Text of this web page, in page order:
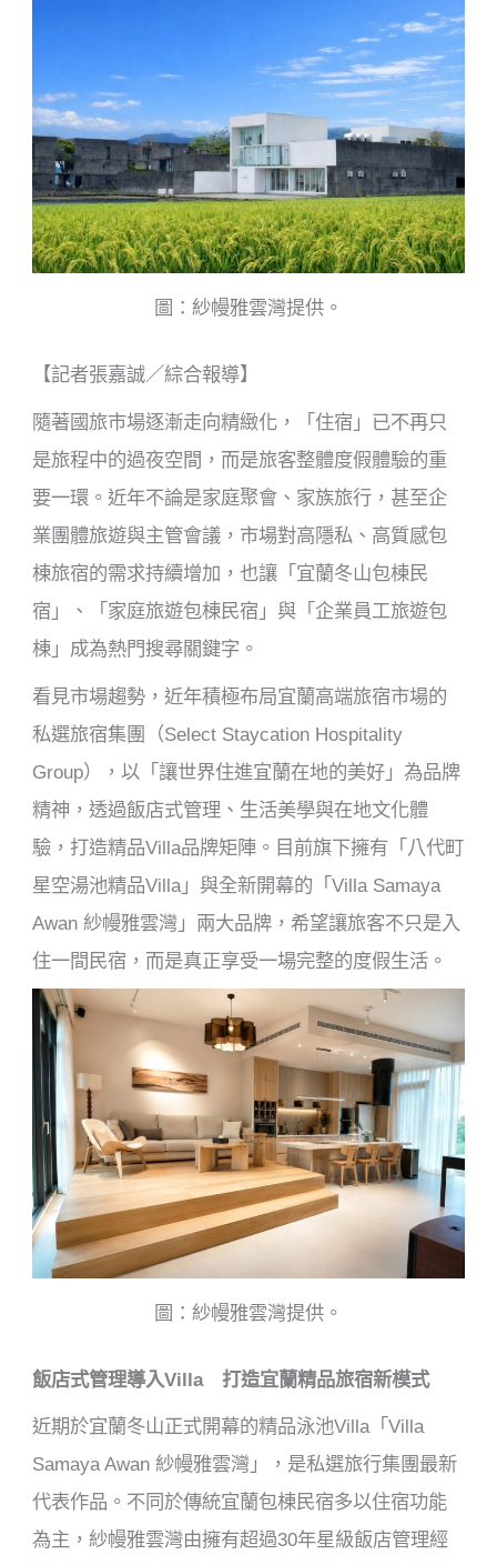
o
k
圖：紗幔雅雲灣提供。
【記者張嘉誠／綜合報導】
隨著國旅市場逐漸走向精緻化，「住宿」已不再只
是旅程中的過夜空間，而是旅客整體度假體驗的重
要一環。近年不論是家庭聚會、家族旅行，甚至企
業團體旅遊與主管會議，市場對高隱私、高質感包
棟旅宿的需求持續增加，也讓「宜蘭冬山包棟民
宿」、「家庭旅遊包棟民宿」與「企業員工旅遊包
棟」成為熱門搜尋關鍵字。
看見市場趨勢，近年積極布局宜蘭高端旅宿市場的
私選旅宿集團（Select Staycation Hospitality
Group），以「讓世界住進宜蘭在地的美好」為品牌
精神，透過飯店式管理、生活美學與在地文化體
驗，打造精品Villa品牌矩陣。目前旗下擁有「八代町
星空湯池精品Villa」與全新開幕的「Villa Samaya
Awan 紗幔雅雲灣」兩大品牌，希望讓旅客不只是入
住一間民宿，而是真正享受一場完整的度假生活。
圖：紗幔雅雲灣提供。
飯店式管理導入Villa 打造宜蘭精品旅宿新模式
近期於宜蘭冬山正式開幕的精品泳池Villa「Villa
Samaya Awan 紗幔雅雲灣」，是私選旅行集團最新
代表作品。不同於傳統宜蘭包棟民宿多以住宿功能
為主，紗幔雅雲灣由擁有超過30年星級飯店管理經